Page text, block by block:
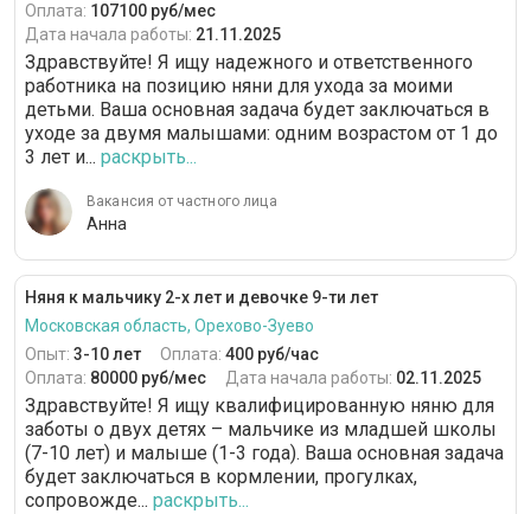
Оплата: 107100 руб/мес
Дата начала работы: 21.11.2025
Здравствуйте! Я ищу надежного и ответственного
работника на позицию няни для ухода за моими
детьми. Ваша основная задача будет заключаться в
уходе за двумя малышами: одним возрастом от 1 до
3 лет и... раскрыть...
Вакансия от частного лица
Анна
Няня к мальчику 2-х лет и девочке 9-ти лет
Московская область, Орехово-Зуево
Опыт: 3-10 лет Оплата: 400 руб/час
Оплата: 80000 руб/мес Дата начала работы: 02.11.2025
Здравствуйте! Я ищу квалифицированную няню для
заботы о двух детях – мальчике из младшей школы
(7-10 лет) и малыше (1-3 года). Ваша основная задача
будет заключаться в кормлении, прогулках,
сопровожде... раскрыть...